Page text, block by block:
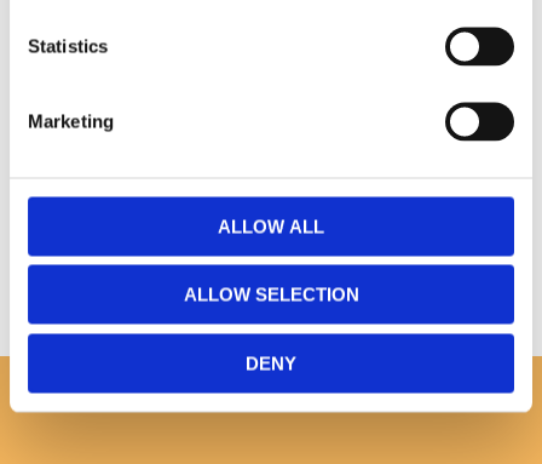
Statistics
Marketing
ALLOW ALL
ALLOW SELECTION
DENY
Bli den första att lämna ett omdöme.